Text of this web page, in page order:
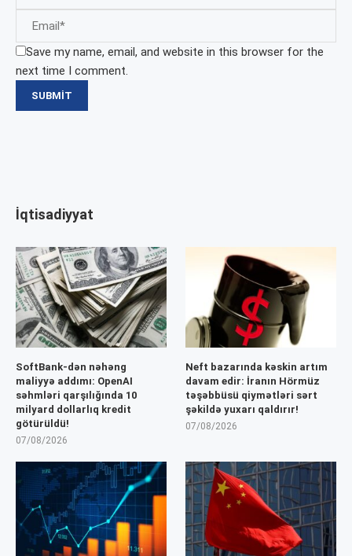
Save my name, email, and website in this browser for the
next time I comment.
İqtisadiyyat
SoftBank-dən nəhəng
maliyyə addımı: OpenAI
səhmləri qarşılığında 10
milyard dollarlıq kredit
götürüldü!
07/08/2026
Neft bazarında kəskin artım
davam edir: İranın Hörmüz
təşəbbüsü qiymətləri sərt
şəkildə yuxarı qaldırır!
07/08/2026